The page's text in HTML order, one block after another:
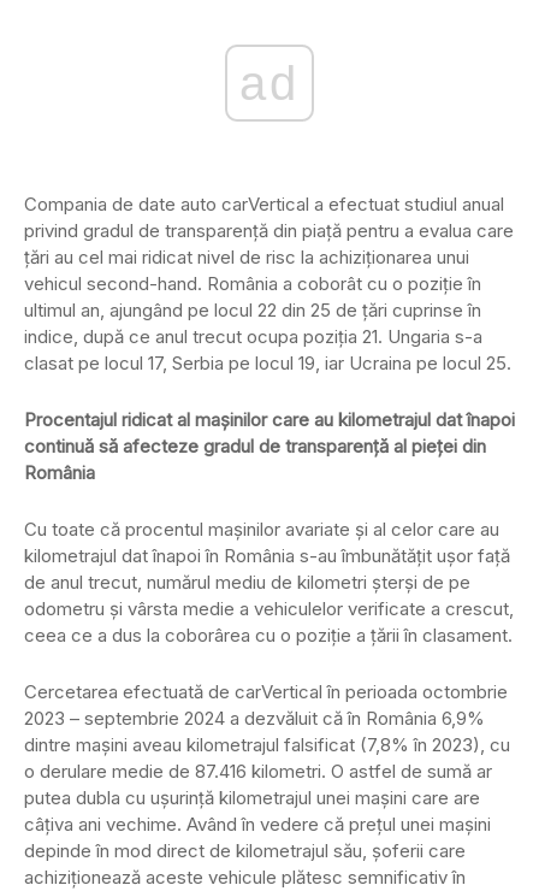
ad
Compania de date auto carVertical a efectuat studiul anual
privind gradul de transparență din piață pentru a evalua care
țări au cel mai ridicat nivel de risc la achiziționarea unui
vehicul second-hand. România a coborât cu o poziție în
ultimul an, ajungând pe locul 22 din 25 de țări cuprinse în
indice, după ce anul trecut ocupa poziția 21. Ungaria s-a
clasat pe locul 17, Serbia pe locul 19, iar Ucraina pe locul 25.
Procentajul ridicat al mașinilor care au kilometrajul dat înapoi
continuă să afecteze gradul de transparență al pieței din
România
Cu toate că procentul mașinilor avariate și al celor care au
kilometrajul dat înapoi în România s-au îmbunătățit ușor față
de anul trecut, numărul mediu de kilometri șterși de pe
odometru și vârsta medie a vehiculelor verificate a crescut,
ceea ce a dus la coborârea cu o poziție a țării în clasament.
Cercetarea efectuată de carVertical în perioada octombrie
2023 – septembrie 2024 a dezvăluit că în România 6,9%
dintre mașini aveau kilometrajul falsificat (7,8% în 2023), cu
o derulare medie de 87.416 kilometri. O astfel de sumă ar
putea dubla cu ușurință kilometrajul unei mașini care are
câțiva ani vechime. Având în vedere că prețul unei mașini
depinde în mod direct de kilometrajul său, șoferii care
achiziționează aceste vehicule plătesc semnificativ în